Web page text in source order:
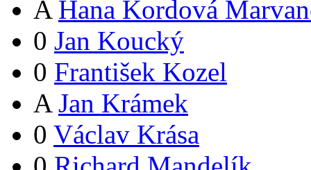
A Hana Kordová
0 Jan Koucký
0 František Kozel
A Jan Krámek
0 Václav Krása